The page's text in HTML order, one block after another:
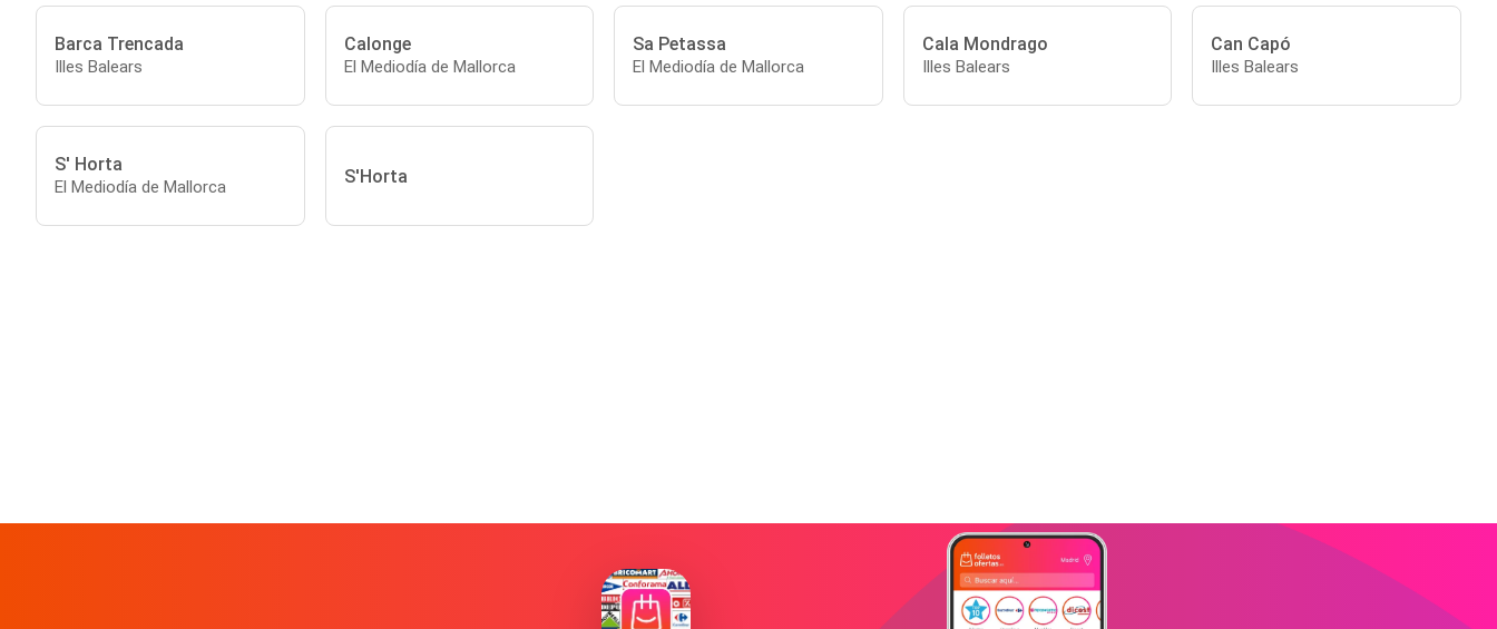
Barca Trencada
Illes Balears
Calonge
El Mediodía de Mallorca
Sa Petassa
El Mediodía de Mallorca
Cala Mondrago
Illes Balears
Can Capó
Illes Balears
S' Horta
El Mediodía de Mallorca S'Horta